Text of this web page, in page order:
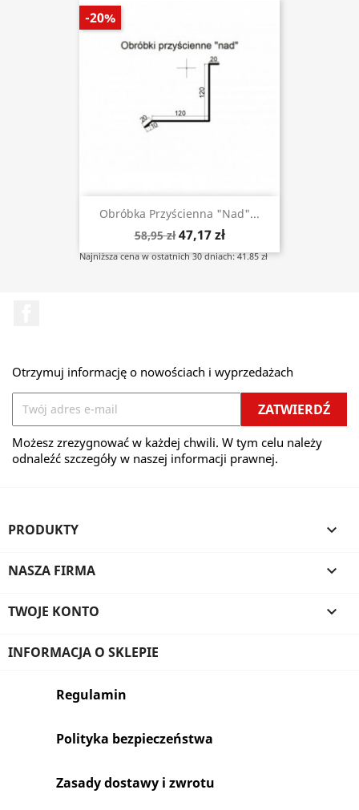
Obróbka Przyścienna "nad"...
58,95 zł 47,17 zł
Najniższa cena w ostatnich 30 dniach: 41.85 zł
-20%
Otrzymuj informację o nowościach i wyprzedażach
Możesz zrezygnować w każdej chwili. W tym celu należy
odnaleźć szczegóły w naszej informacji prawnej.
PRODUKTY 
NASZA FIRMA 
TWOJE KONTO 
INFORMACJA O SKLEPIE
Regulamin
Polityka bezpieczeństwa
Zasady dostawy i zwrotu